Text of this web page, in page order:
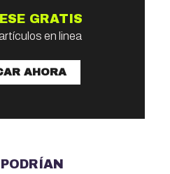
GRATIS
en linea
AHORA